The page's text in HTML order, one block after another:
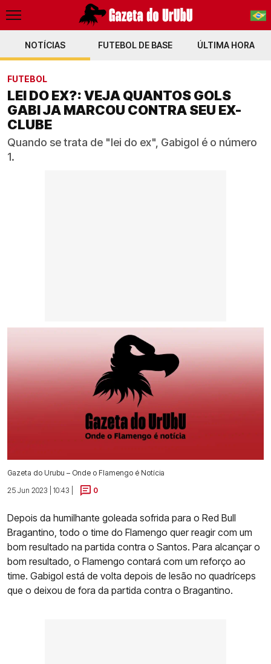
PT-BR
NOTÍCIAS FUTEBOL DE BASE ÚLTIMA HORA
FUTEBOL
LEI DO EX?: VEJA QUANTOS GOLS
GABI JA MARCOU CONTRA SEU EX-
CLUBE
Quando se trata de "lei do ex", Gabigol é o número
1.
Gazeta do Urubu – Onde o Flamengo é Notícia
25 Jun 2023 | 10:43 |
0
Depois da humilhante goleada sofrida para o Red Bull
Bragantino, todo o time do Flamengo quer reagir com um
bom resultado na partida contra o Santos. Para alcançar o
bom resultado, o Flamengo contará com um reforço ao
time. Gabigol está de volta depois de lesão no quadríceps
que o deixou de fora da partida contra o Bragantino.